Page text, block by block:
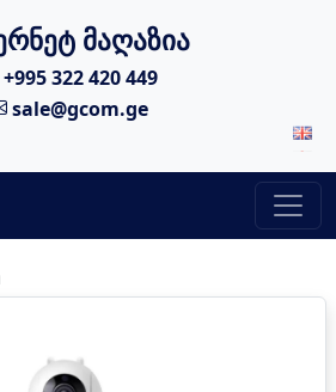
მაღაზია
322 420 449
sale@gcom.ge